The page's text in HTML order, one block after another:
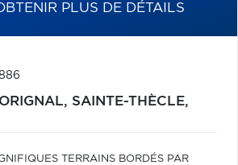
PLUS DE DÉTAILS
SAINTE-THÈCLE,
TERRAINS BORDÉS PAR